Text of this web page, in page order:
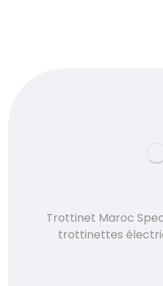
Trottinet Maroc
trottinettes